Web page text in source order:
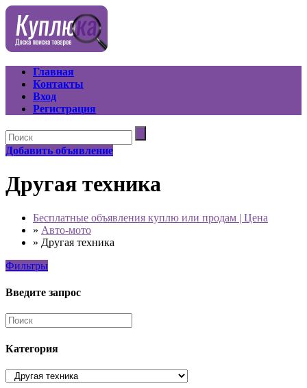
Главная
Контакты
Вход
Регистрация
Добавить объявление
Другая техника
Бесплатные объявления куплю или продам | Цена
» Авто-мото
» Другая техника
Фильтры
Введите запрос
Категория